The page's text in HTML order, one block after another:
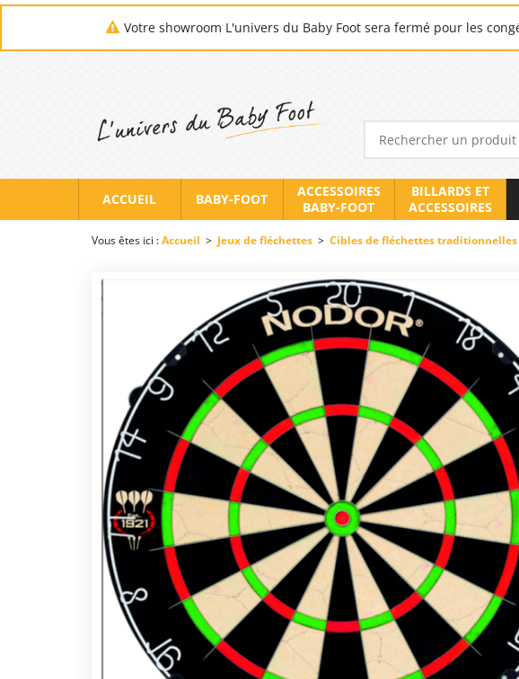
Votre showroom L'univers du Baby Foot sera fermé pour les
ACCUEIL BABY-FOOT
ACCESSOIRES
BABY-FOOT
BILLARDS ET
ACCESSOIRES
Vous êtes ici :Accueil > Jeux de fléchettes > Cibles de fléchettes traditionnelles